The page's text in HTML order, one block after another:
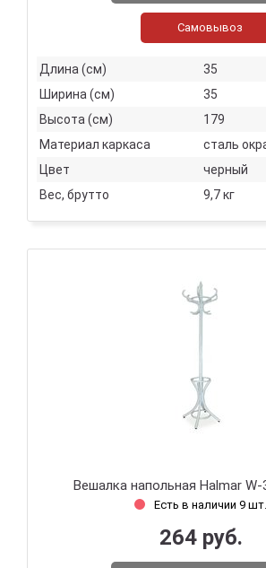
Самовывоз
Длина (см)
35
Ширина (см)
35
Высота (см)
179
Материал каркаса
сталь
Цвет
черный
Вес, брутто
9,7 кг
Вешалка напольная Halmar
Есть в наличии 9 шт.
264 руб.